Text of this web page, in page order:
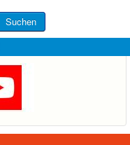
Suchen